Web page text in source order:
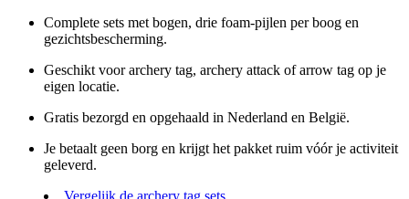
Complete sets met bogen, drie foam-pijlen per boog en
gezichtsbescherming.
Geschikt voor archery tag, archery attack of arrow tag op je
eigen locatie.
Gratis bezorgd en opgehaald in Nederland en België.
Je betaalt geen borg en krijgt het pakket ruim vóór je activiteit
geleverd.
Vergelijk de archery tag sets